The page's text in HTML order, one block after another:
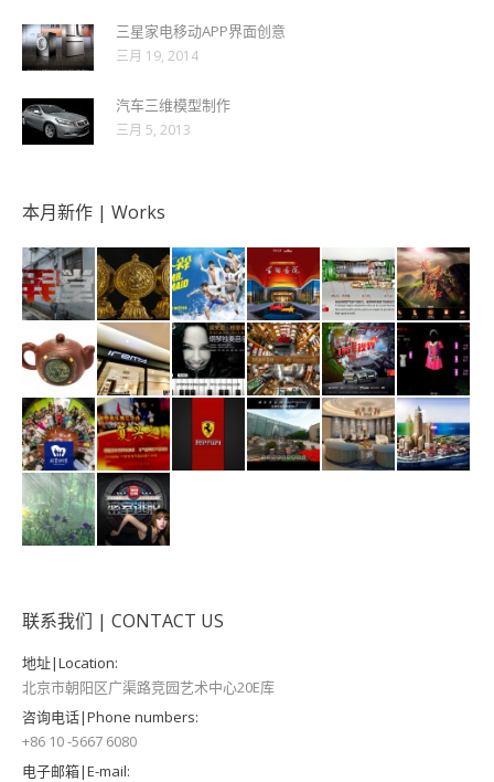
三星家电移动APP界面创意
三月 19, 2014
汽车三维模型制作
三月 5, 2013
本月新作 | Works
联系我们 | CONTACT US
地址|Location:
北京市朝阳区广渠路竞园艺术中心20E库
咨询电话|Phone numbers:
+86 10 -5667 6080
电子邮箱|E-mail: